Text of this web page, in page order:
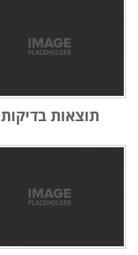
תוצאות בדיקות